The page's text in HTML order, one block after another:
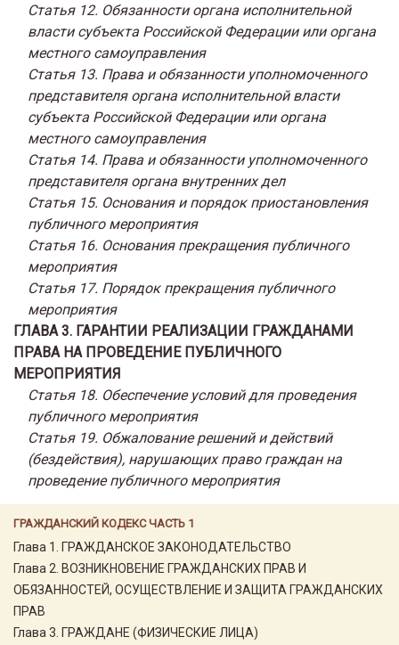
ГРАЖДАНСКИЙ КОДЕКС ЧАСТЬ 1
Глава 1. ГРАЖДАНСКОЕ ЗАКОНОДАТЕЛЬСТВО
Глава 2. ВОЗНИКНОВЕНИЕ ГРАЖДАНСКИХ ПРАВ И
ОБЯЗАННОСТЕЙ, ОСУЩЕСТВЛЕНИЕ И ЗАЩИТА ГРАЖДАНСКИХ
ПРАВ
Глава 3. ГРАЖДАНЕ (ФИЗИЧЕСКИЕ ЛИЦА)
Статья 12. Обязанности органа исполнительной
власти субъекта Российской Федерации или органа
местного самоуправления
Статья 13. Права и обязанности уполномоченного
представителя органа исполнительной власти
субъекта Российской Федерации или органа
местного самоуправления
Статья 14. Права и обязанности уполномоченного
представителя органа внутренних дел
Статья 15. Основания и порядок приостановления
публичного мероприятия
Статья 16. Основания прекращения публичного
мероприятия
Статья 17. Порядок прекращения публичного
мероприятия
ГЛАВА 3. ГАРАНТИИ РЕАЛИЗАЦИИ ГРАЖДАНАМИ
ПРАВА НА ПРОВЕДЕНИЕ ПУБЛИЧНОГО
МЕРОПРИЯТИЯ
Статья 18. Обеспечение условий для проведения
публичного мероприятия
Статья 19. Обжалование решений и действий
(бездействия), нарушающих право граждан на
проведение публичного мероприятия